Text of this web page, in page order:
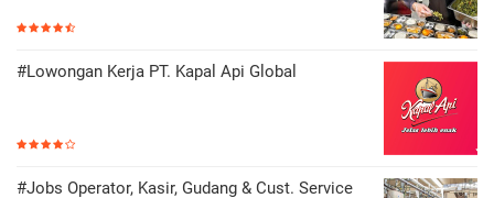
#Lowongan Kerja PT. Kapal Api Global
#Jobs Operator, Kasir, Gudang & Cust. Service